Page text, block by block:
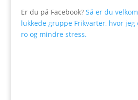
Er du på Facebook? Så er du
lukkede gruppe Frikvarter, hvor
ro og mindre stress.